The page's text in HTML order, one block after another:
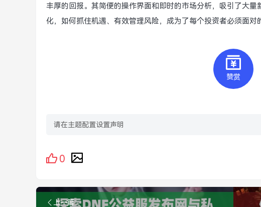
丰厚的回报。其简便的操作界面和即时的市场分析，吸引了大
化，如何抓住机遇、有效管理风险，成为了每个投资者必须面对
赞赏
请在主题配置设置声明
0
上一篇